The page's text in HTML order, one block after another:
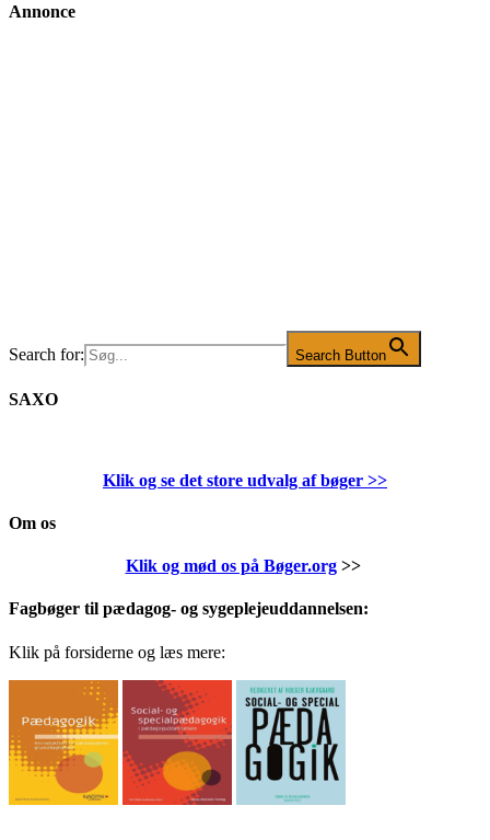
Annonce
Search for: Search Button
SAXO
Klik og se det store udvalg af bøger >>
Om os
Klik og mød os på Bøger.org>>
Fagbøger til pædagog- og sygeplejeuddannelsen:
Klik på forsiderne og læs mere: